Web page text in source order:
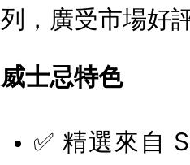
列，廣受市場好評
威士忌特色
✅ 精選來自